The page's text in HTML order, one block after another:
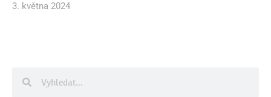
3. května 2024